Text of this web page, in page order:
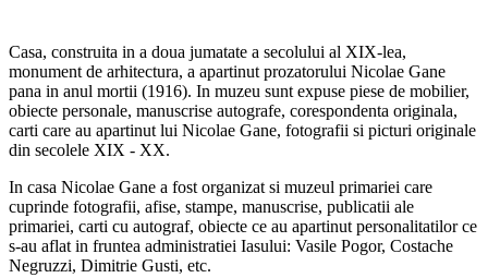
Casa, construita in a doua jumatate a secolului al XIX-lea,
monument de arhitectura, a apartinut prozatorului Nicolae Gane
pana in anul mortii (1916). In muzeu sunt expuse piese de mobilier,
obiecte personale, manuscrise autografe, corespondenta originala,
carti care au apartinut lui Nicolae Gane, fotografii si picturi originale
din secolele XIX - XX.
In casa Nicolae Gane a fost organizat si muzeul primariei care
cuprinde fotografii, afise, stampe, manuscrise, publicatii ale
primariei, carti cu autograf, obiecte ce au apartinut personalitatilor ce
s-au aflat in fruntea administratiei Iasului: Vasile Pogor, Costache
Negruzzi, Dimitrie Gusti, etc.